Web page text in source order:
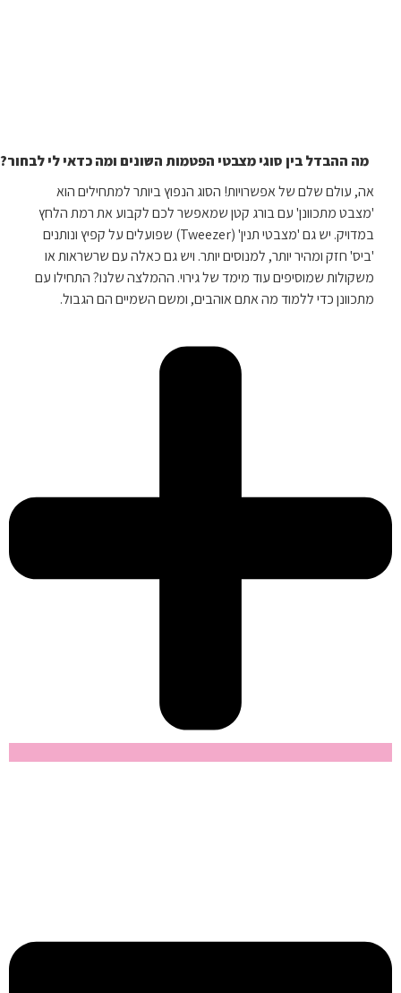
מה ההבדל בין סוגי מצבטי הפטמות השונים ומה כדאי לי לבחור?
אה, עולם שלם של אפשרויות! הסוג הנפוץ ביותר למתחילים הוא
'מצבט מתכוונן' עם בורג קטן שמאפשר לכם לקבוע את רמת הלחץ
במדויק. יש גם 'מצבטי תנין' (Tweezer) שפועלים על קפיץ ונותנים
'ביס' חזק ומהיר יותר, למנוסים יותר. ויש גם כאלה עם שרשראות או
משקולות שמוסיפים עוד מימד של גירוי. ההמלצה שלנו? התחילו עם
מתכוונן כדי ללמוד מה אתם אוהבים, ומשם השמיים הם הגבול.